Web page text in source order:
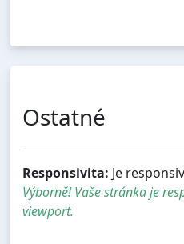
Ostatné
Responsivita: Je
Výborně! Vaše stránka je
viewport.